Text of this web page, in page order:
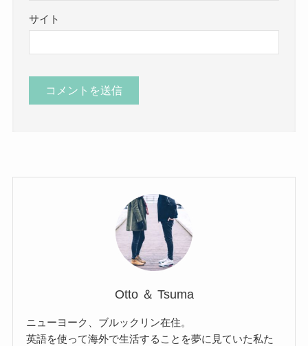
サイト
Otto ＆ Tsuma
ニューヨーク、ブルックリン在住。
英語を使って海外で生活することを夢に見ていた私た